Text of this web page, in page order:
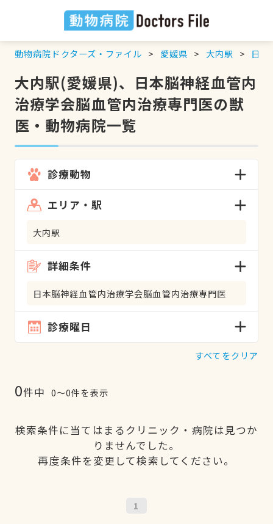
動物病院ドクターズ・ファイル 愛媛県 大内駅 日
大内駅(愛媛県)、日本脳神経血管内
治療学会脳血管内治療専門医の獣
医・動物病院一覧
診療動物
エリア・駅
大内駅
詳細条件
日本脳神経血管内治療学会脳血管内治療専門医
診療曜日
すべてをクリア
0件中 0〜0件を表示
検索条件に当てはまるクリニック・病院は見つか
りませんでした。
再度条件を変更して検索してください。
1